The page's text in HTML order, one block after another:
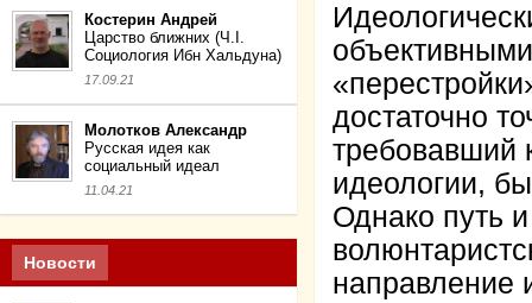
Костерин Андрей
Царство ближних (Ч.I.
Социология Ибн Хальдуна)
17.09.21
Молотков Александр
Русская идея как
социальный идеал
11.04.21
Новости
достаточно
требовавший
идеологии,
Однако путь
направление